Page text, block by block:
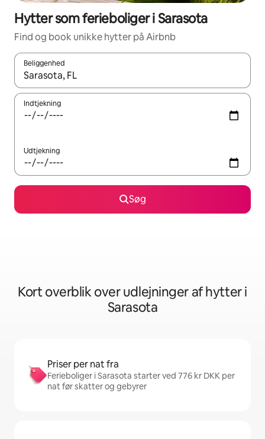
Hytter som ferieboliger i Sarasota
Find og book unikke hytter på Airbnb
Beliggenhed
Når resultaterne er tilgængelige, skal du navigere med
Indtjekning
Udtjekning
Søg
Kort overblik over udlejninger af hytter i
Sarasota
Priser per nat fra
Ferieboliger i Sarasota starter ved 776 kr DKK per
nat før skatter og gebyrer